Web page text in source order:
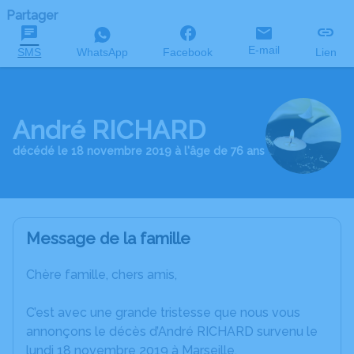
Partager
SMS WhatsApp Facebook E-mail Lien
André RICHARD
décédé le 18 novembre 2019 à l'âge de 76 ans
Message de la famille
Chère famille, chers amis,
C’est avec une grande tristesse que nous vous
annonçons le décès d’André RICHARD survenu le
lundi 18 novembre 2019 à Marseille.